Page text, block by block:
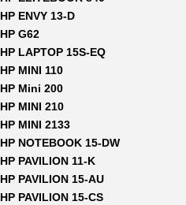
HP ENVY 13-D
HP G62
HP LAPTOP 15S-EQ
HP MINI 110
HP Mini 200
HP MINI 210
HP MINI 2133
HP NOTEBOOK 15-DW
HP PAVILION 11-K
HP PAVILION 15-AU
HP PAVILION 15-CS